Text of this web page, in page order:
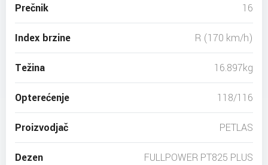
Prečnik 16
Index brzine R (170 km/h)
Težina 16.897kg
Opterećenje 118/116
Proizvodjač PETLAS
Dezen FULLPOWER PT825 PLUS